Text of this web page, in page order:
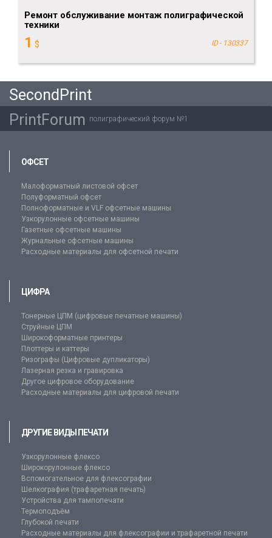
Ремонт обслуживание монтаж полиграфической
техники
1 $ ID - 130337
SecondPrint
PrintForum полиграфический форум №1
ОФСЕТ
Малоформатный листовой офсет
Полуформатный офсет
Полноформатные и VLF офсетные машины
Узкорулонные офсетные машины
Газетные офсетные машины
Журнальные офсетные машины
Расходные материалы для офсетной печати
ЦИФРА
Тонерные ЦПМ (цифровые печатные машины)
Струйные ЦПМ
Широкоформатные принтеры
Плоттеры и каттеры
Ризографы (Цифровые дупликаторы)
Лазерная резка и гравировка
Другое цифровое оборудование
Расходные материалы для цифровой печати
ДРУГИЕ ВИДЫ ПЕЧАТИ
Узкорулонные флексо
Широкорулонные флексо
Вспомогательное для флексографии
Шелкография (трафаретная печать)
Устройства для тампопечати
Термоподъём
Глубокой печати
Расходные материалы для флексографии и трафаретной печати